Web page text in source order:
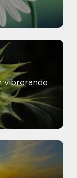
vibrerande